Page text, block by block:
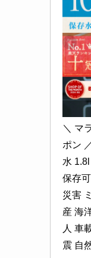
＼ マ
ポン
水
保存
災害
産 海
人 車
震 自